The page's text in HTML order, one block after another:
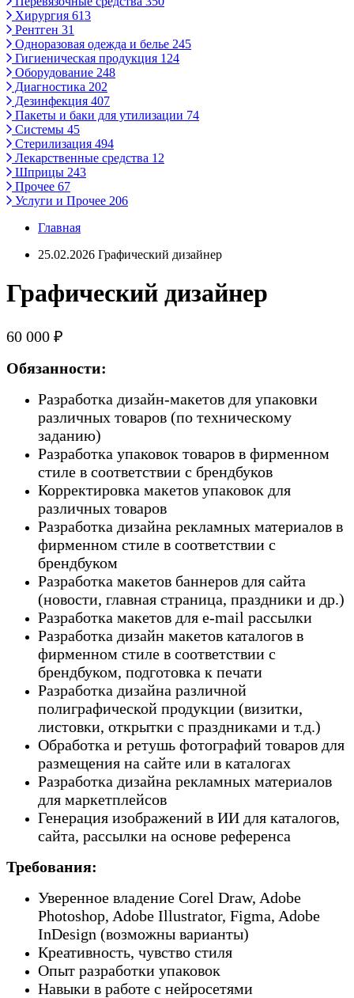
Хирургия 613
Рентген 31
Одноразовая одежда и белье 245
Гигиеническая продукция 124
Оборудование 248
Диагностика 202
Дезинфекция 407
Пакеты и баки для утилизации 74
Системы 45
Стерилизация 494
Лекарственные средства 12
Шприцы 243
Прочее 67
Услуги и Прочее 206
Главная
25.02.2026 Графический дизайнер
Графический дизайнер
60 000 ₽
Обязанности:
Разработка дизайн-макетов для упаковки
различных товаров (по техническому
заданию)
Разработка упаковок товаров в фирменном
стиле в соответствии с брендбуков
Корректировка макетов упаковок для
различных товаров
Разработка дизайна рекламных материалов в
фирменном стиле в соответствии с
брендбуком
Разработка макетов баннеров для сайта
(новости, главная страница, праздники и др.)
Разработка макетов для e-mail рассылки
Разработка дизайн макетов каталогов в
фирменном стиле в соответствии с
брендбуком, подготовка к печати
Разработка дизайна различной
полиграфической продукции (визитки,
листовки, открытки с праздниками и т.д.)
Обработка и ретушь фотографий товаров для
размещения на сайте или в каталогах
Разработка дизайна рекламных материалов
для маркетплейсов
Генерация изображений в ИИ для каталогов,
сайта, рассылки на основе референса
Требования:
Уверенное владение Corel Draw, Adobe
Photoshop, Adobe Illustrator, Figma, Adobe
InDesign (возможны варианты)
Креативность, чувство стиля
Опыт разработки упаковок
Навыки в работе с нейросетями